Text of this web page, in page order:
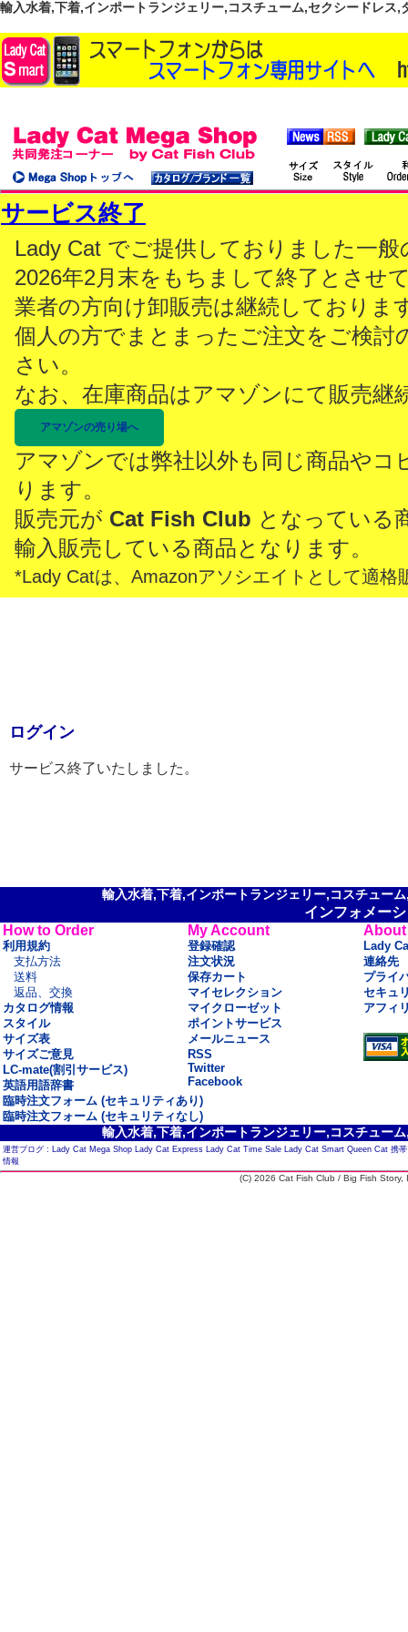
輸入水着,下着,インポートランジェリー,コスチューム,セクシードレス
サービス終了
Lady Cat でご提供しておりました一
2026年2月末をもちまして終了とさせ
業者の方向け卸販売は継続しておりま
個人の方でまとまったご注文をご検討
さい。
なお、在庫商品はアマゾンにて販売継
アマゾンの売り場へ
アマゾンでは弊社以外も同じ商品やコ
ります。
販売元が Cat Fish Club となっている
輸入販売している商品となります。
*Lady Catは、Amazonアソシエイトとして適格
ログイン
サービス終了いたしました。
輸入水着,下着,インポートランジェリー,コスチュー
インフォメー
How to Order
利用規約
支払方法
送料
返品、交換
カタログ情報
スタイル
サイズ表
サイズご意見
LC-mate(割引サービス)
英語用語辞書
My Account
登録確認
注文状況
保存カート
マイセレクション
マイクローゼット
ポイントサービス
メールニュース
RSS
Twitter
Facebook
About
Lady
連絡先
プライ
セキュ
アフィ
臨時注文フォーム (セキュリティあり)
臨時注文フォーム (セキュリティなし)
輸入水着,下着,インポートランジェリー,コスチュー
運営ブログ : Lady Cat Mega Shop Lady Cat Express Lady Cat Time Sale Lady Cat Smart Queen Cat 携
情報
(C) 2026 Cat Fish Club / Big Fish Story,